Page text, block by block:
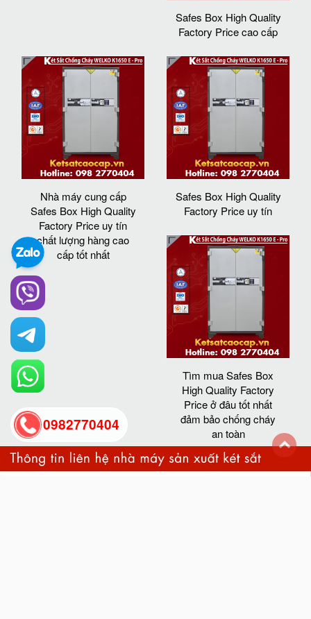
Safes Box High Quality
Factory Price cao cấp
Nhà máy cung cấp
Safes Box High Quality
Factory Price uy tín
chất lượng hàng cao
cấp tốt nhất
Safes Box High Quality
Factory Price uy tín
Tìm mua Safes Box
High Quality Factory
Price ở đâu tốt nhất
đảm bảo chống cháy
an toàn
0982770404
back